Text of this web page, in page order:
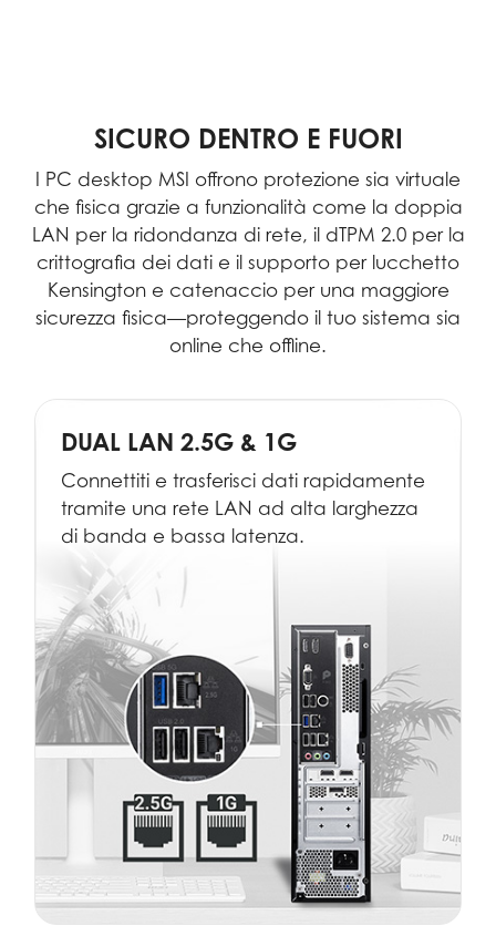
SICURO DENTRO E FUORI
I PC desktop MSI offrono protezione sia virtuale
che fisica grazie a funzionalità come la doppia
LAN per la ridondanza di rete, il dTPM 2.0 per la
crittografia dei dati e il supporto per lucchetto
Kensington e catenaccio per una maggiore
sicurezza fisica—proteggendo il tuo sistema sia
online che offline.
DUAL LAN 2.5G & 1G
Connettiti e trasferisci dati rapidamente
tramite una rete LAN ad alta larghezza
di banda e bassa latenza.